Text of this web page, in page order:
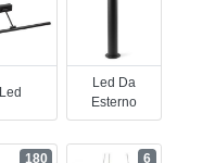
Led
Led Da
Esterno
180 6